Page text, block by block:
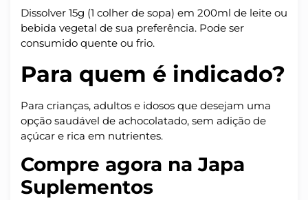
Dissolver 15g (1 colher de sopa) em 200ml de leite ou
bebida vegetal de sua preferência. Pode ser
consumido quente ou frio.
Para quem é indicado?
Para crianças, adultos e idosos que desejam uma
opção saudável de achocolatado, sem adição de
açúcar e rica em nutrientes.
Compre agora na Japa
Suplementos